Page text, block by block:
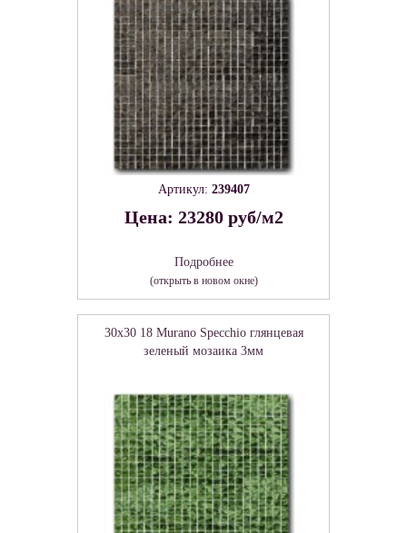
Артикул: 239407
Цена: 23280 руб/м2
Подробнее
(открыть в новом окне)
30x30 18 Murano Specchio глянцевая
зеленый мозаика 3мм